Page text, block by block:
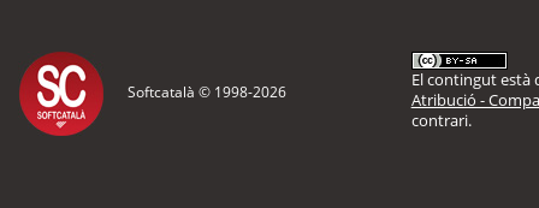
Softcatalà © 1998-2026
El contingut està
Atribució -
contrari.